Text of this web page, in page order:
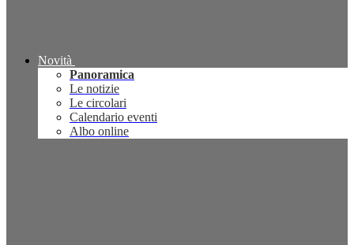
Novità
Panoramica
Le notizie
Le circolari
Calendario eventi
Albo online